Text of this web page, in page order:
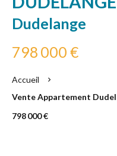
Dudelange
798 000 €
Accueil
Vente Appartement
798 000 €